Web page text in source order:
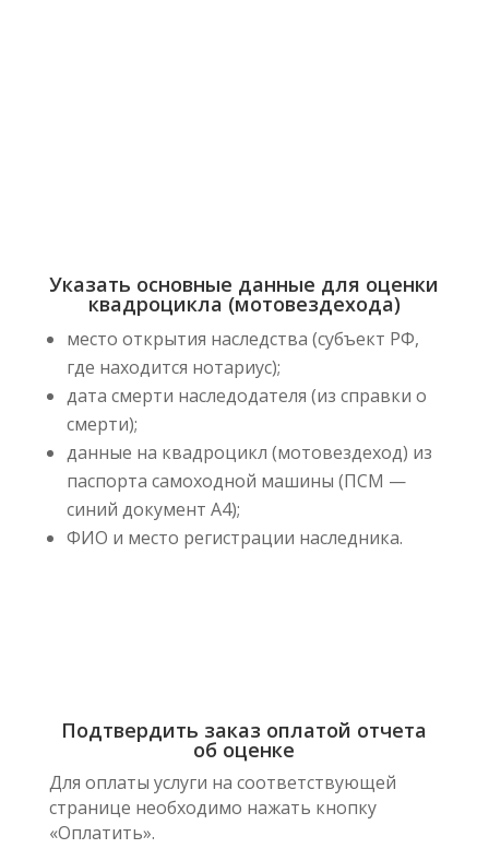
Указать основные данные для оценки
квадроцикла (мотовездехода)
место открытия наследства (субъект РФ,
где находится нотариус);
дата смерти наследодателя (из справки о
смерти);
данные на квадроцикл (мотовездеход) из
паспорта самоходной машины (ПСМ —
синий документ А4);
ФИО и место регистрации наследника.
Подтвердить заказ оплатой отчета
об оценке
Для оплаты услуги на соответствующей
странице необходимо нажать кнопку
«Оплатить».